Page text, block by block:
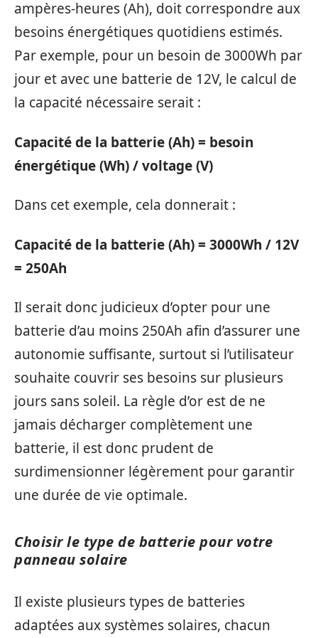
ampères-heures (Ah), doit correspondre aux
besoins énergétiques quotidiens estimés.
Par exemple, pour un besoin de 3000Wh par
jour et avec une batterie de 12V, le calcul de
la capacité nécessaire serait :
Capacité de la batterie (Ah) = besoin
énergétique (Wh) / voltage (V)
Dans cet exemple, cela donnerait :
Capacité de la batterie (Ah) = 3000Wh / 12V
= 250Ah
Il serait donc judicieux d’opter pour une
batterie d’au moins 250Ah afin d’assurer une
autonomie suffisante, surtout si l’utilisateur
souhaite couvrir ses besoins sur plusieurs
jours sans soleil. La règle d’or est de ne
jamais décharger complètement une
batterie, il est donc prudent de
surdimensionner légèrement pour garantir
une durée de vie optimale.
Choisir le type de batterie pour votre
panneau solaire
Il existe plusieurs types de batteries
adaptées aux systèmes solaires, chacun